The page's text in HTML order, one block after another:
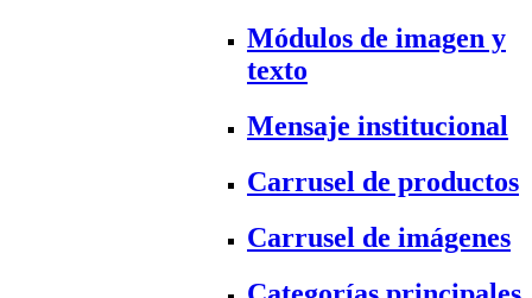
Módulos de imagen y
texto
Mensaje institucional
Carrusel de productos
Carrusel de imágenes